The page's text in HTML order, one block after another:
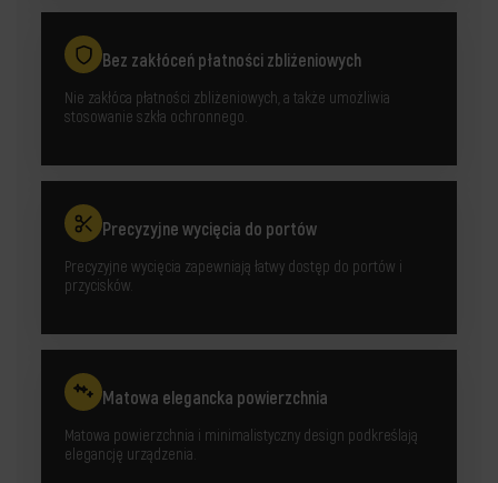
Bez zakłóceń płatności zbliżeniowych
Nie zakłóca płatności zbliżeniowych, a także umożliwia
stosowanie szkła ochronnego.
Precyzyjne wycięcia do portów
Precyzyjne wycięcia zapewniają łatwy dostęp do portów i
przycisków.
Matowa elegancka powierzchnia
Matowa powierzchnia i minimalistyczny design podkreślają
elegancję urządzenia.